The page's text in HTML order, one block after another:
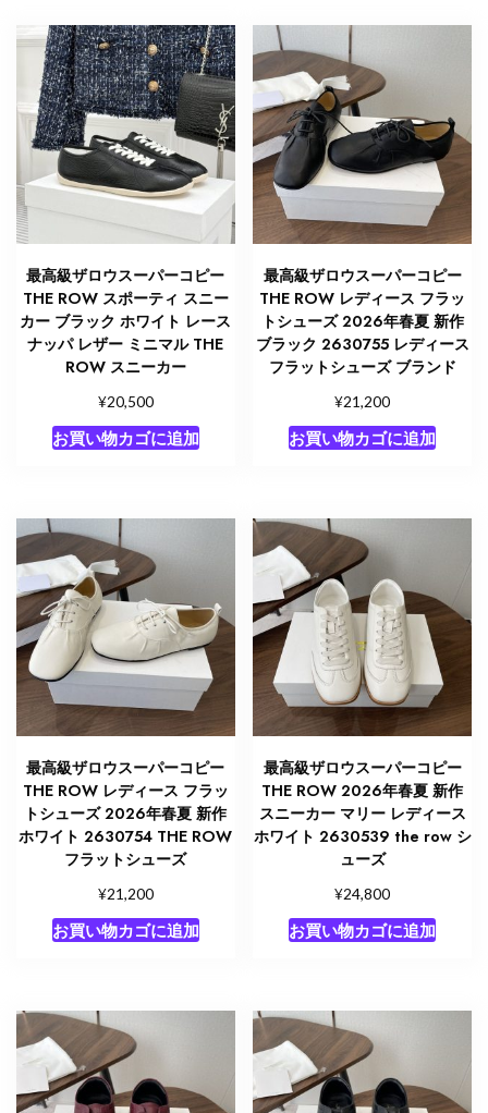
最高級ザロウスーパーコピー
THE ROW スポーティ スニー
カー ブラック ホワイト レース
ナッパ レザー ミニマル THE
ROW スニーカー
¥20,500
お買い物カゴに追加
最高級ザロウスーパーコピー
THE ROW レディース フラッ
トシューズ 2026年春夏 新作
ブラック 2630755 レディース
フラットシューズ ブランド
¥21,200
お買い物カゴに追加
最高級ザロウスーパーコピー
THE ROW レディース フラッ
トシューズ 2026年春夏 新作
ホワイト 2630754 THE ROW
フラットシューズ
¥21,200
お買い物カゴに追加
最高級ザロウスーパーコピー
THE ROW 2026年春夏 新作
スニーカー マリー レディース
ホワイト 2630539 the row シ
ューズ
¥24,800
お買い物カゴに追加